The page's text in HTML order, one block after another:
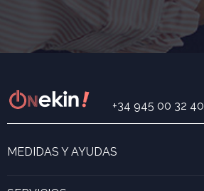
+34 945 00 32 40
MEDIDAS Y AYUDAS